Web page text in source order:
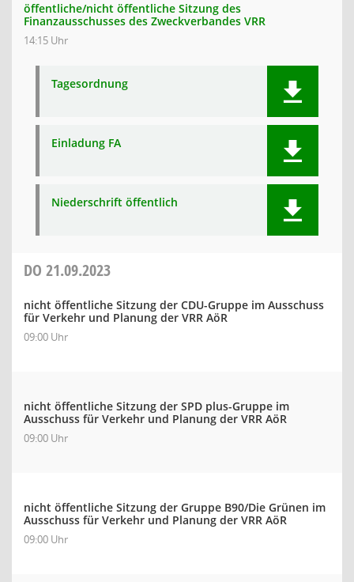
öffentliche/nicht öffentliche Sitzung des
Finanzausschusses des Zweckverbandes VRR
14:15 Uhr
Tagesordnung
Einladung FA
Niederschrift öffentlich
DO 21.09.2023
nicht öffentliche Sitzung der CDU-Gruppe im Ausschuss
für Verkehr und Planung der VRR AöR
09:00 Uhr
nicht öffentliche Sitzung der SPD plus-Gruppe im
Ausschuss für Verkehr und Planung der VRR AöR
09:00 Uhr
nicht öffentliche Sitzung der Gruppe B90/Die Grünen im
Ausschuss für Verkehr und Planung der VRR AöR
09:00 Uhr